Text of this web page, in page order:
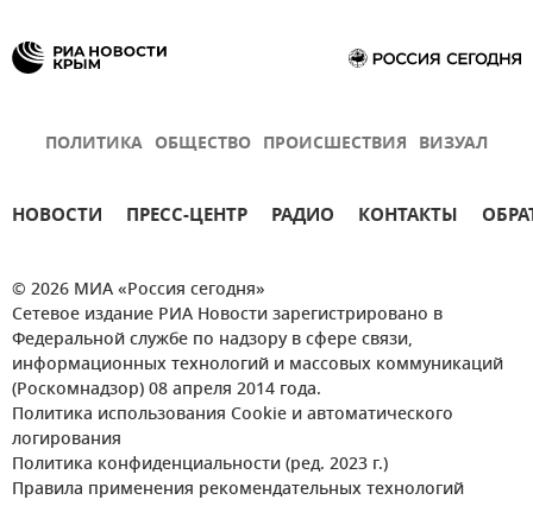
ПОЛИТИКА ОБЩЕСТВО ПРОИСШЕСТВИЯ ВИЗУАЛ
НОВОСТИ ПРЕСС-ЦЕНТР РАДИО КОНТАКТЫ
© 2026 МИА «Россия сегодня»
Сетевое издание РИА Новости зарегистрировано в
Федеральной службе по надзору в сфере связи,
информационных технологий и массовых коммуникаций
(Роскомнадзор) 08 апреля 2014 года.
Политика использования Cookie и автоматического
логирования
Политика конфиденциальности (ред. 2023 г.)
Правила применения рекомендательных технологий